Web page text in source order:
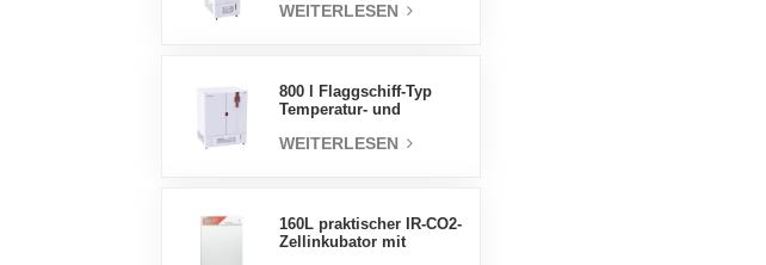
Luftfeuchtigkeit stabile
WEITERLESEN
800 l Flaggschiff-Typ
Temperatur- und
Inkubatorkammer,
WEITERLESEN
160L praktischer IR-CO2-
Zellinkubator mit